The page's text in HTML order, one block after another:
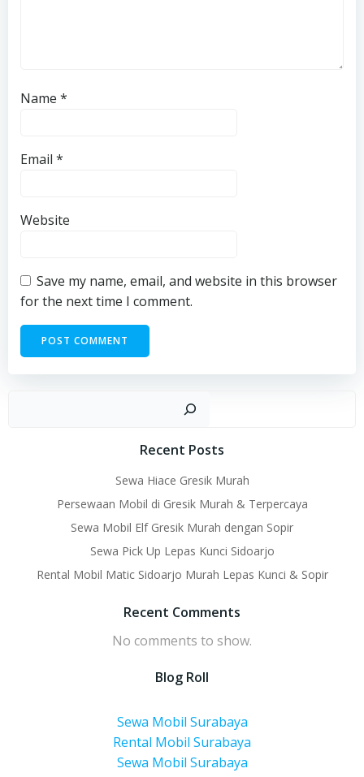
Name *
Email *
Website
Save my name, email, and website in this browser
for the next time I comment.
Recent Posts
Sewa Hiace Gresik Murah
Persewaan Mobil di Gresik Murah & Terpercaya
Sewa Mobil Elf Gresik Murah dengan Sopir
Sewa Pick Up Lepas Kunci Sidoarjo
Rental Mobil Matic Sidoarjo Murah Lepas Kunci & Sopir
Recent Comments
No comments to show.
Blog Roll
Sewa Mobil Surabaya
Rental Mobil Surabaya
Sewa Mobil Surabaya